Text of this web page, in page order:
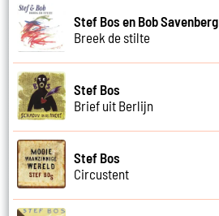
Stef Bos en Bob Savenberg
Breek de stilte
Stef Bos
Brief uit Berlijn
Stef Bos
Circustent